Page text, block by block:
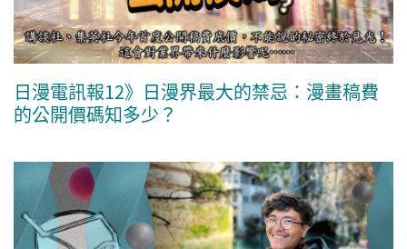
日漫電訊報12》日漫界最大的禁忌：漫畫稿費
的公開價碼知多少？